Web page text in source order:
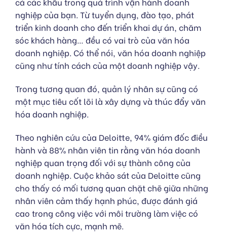
nghiệp của bạn. Từ tuyển dụng, đào tạo, phát
triển kinh doanh cho đến triển khai dự án, chăm
sóc khách hàng… đều có vai trò của văn hóa
doanh nghiệp. Có thể nói, văn hóa doanh nghiệp
cũng như tính cách của một doanh nghiệp vậy.
Trong tương quan đó, quản lý nhân sự cũng có
một mục tiêu cốt lõi là xây dựng và thúc đẩy văn
hóa doanh nghiệp.
Theo nghiên cứu của Deloitte, 94% giám đốc điều
hành và 88% nhân viên tin rằng văn hóa doanh
nghiệp quan trọng đối với sự thành công của
doanh nghiệp. Cuộc khảo sát của Deloitte cũng
cho thấy có mối tương quan chặt chẽ giữa những
nhân viên cảm thấy hạnh phúc, được đánh giá
cao trong công việc với môi trường làm việc có
văn hóa tích cực, mạnh mẽ.